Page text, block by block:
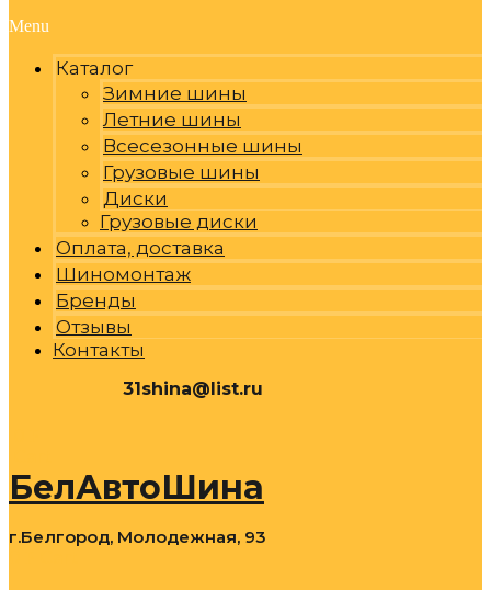
Menu
Каталог
Зимние шины
Летние шины
Всесезонные шины
Грузовые шины
Диски
Грузовые диски
Оплата, доставка
Шиномонтаж
Бренды
Отзывы
Контакты
31shina@list.ru
БелАвтоШина
г.Белгород, Молодежная, 93